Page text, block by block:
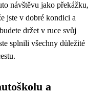
návštěvu jako překážku,
jste v dobré kondici a
držet v ruce svůj
splnili všechny důležité
a